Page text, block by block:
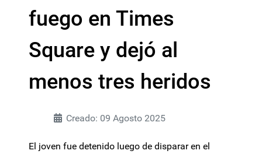
fuego en Times
Square y dejó al
menos tres heridos
Creado: 09 Agosto 2025
El joven fue detenido luego de disparar en el